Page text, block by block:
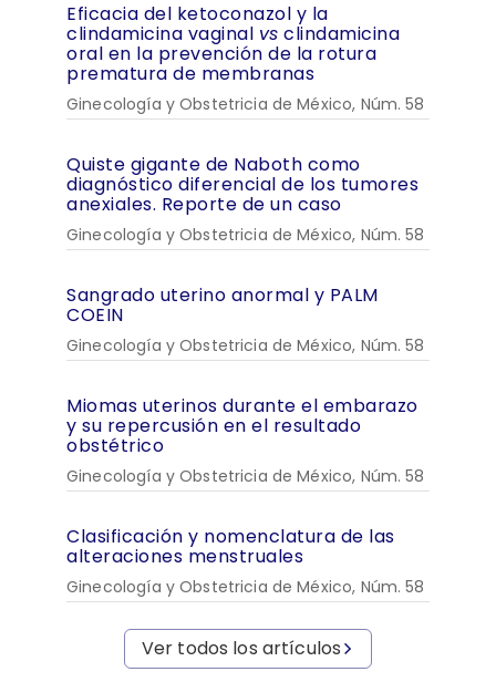
Eficacia del ketoconazol y la
clindamicina vaginal vs clindamicina
oral en la prevención de la rotura
prematura de membranas
Ginecología y Obstetricia de México, Núm. 58
Quiste gigante de Naboth como
diagnóstico diferencial de los tumores
anexiales. Reporte de un caso
Ginecología y Obstetricia de México, Núm. 58
Sangrado uterino anormal y PALM
COEIN
Ginecología y Obstetricia de México, Núm. 58
Miomas uterinos durante el embarazo
y su repercusión en el resultado
obstétrico
Ginecología y Obstetricia de México, Núm. 58
Clasificación y nomenclatura de las
alteraciones menstruales
Ginecología y Obstetricia de México, Núm. 58
Ver todos los artículos